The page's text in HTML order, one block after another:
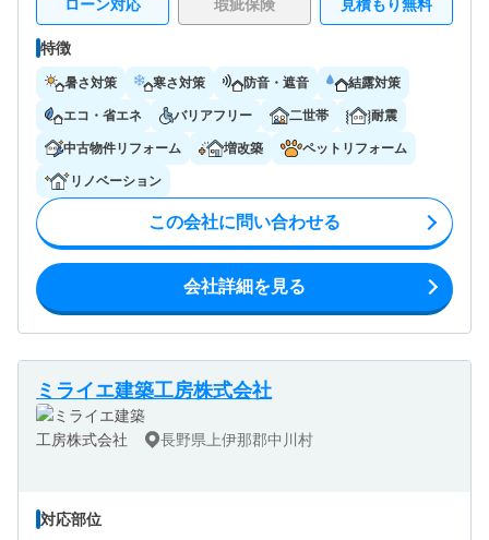
ローン対応 瑕疵保険 見積もり無料
特徴
暑さ対策 寒さ対策 防音・遮音 結露対策
エコ・省エネ バリアフリー 二世帯 耐震
中古物件リフォーム 増改築 ペットリフォーム
リノベーション
この会社に問い合わせる
会社詳細を見る
ミライエ建築工房株式会社
長野県上伊那郡中川村
対応部位